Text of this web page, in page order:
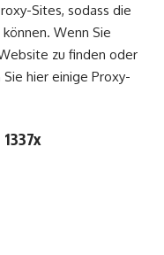
Sites, sodass die
Wenn Sie
zu finden oder
hier einige Proxy-